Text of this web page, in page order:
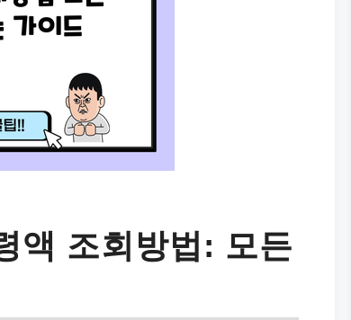
액 조회방법: 모든